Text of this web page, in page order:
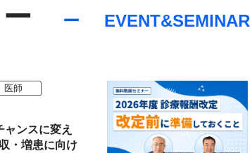
EVENT&SEMINAR
医師
ンスに変え
・増患に向け